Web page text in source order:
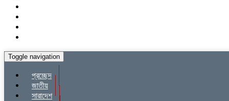
Toggle navigation
প্রচ্ছেদ
জাতীয়
সারাদেশ